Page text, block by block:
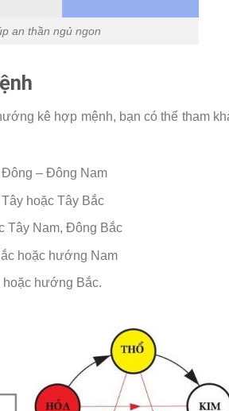
an thần ngủ ngon
kê hợp mệnh, bạn có thể tham
– Đông Nam
hoặc Tây Bắc
Tây Nam, Đông Bắc
hoặc hướng Nam
hướng Bắc.